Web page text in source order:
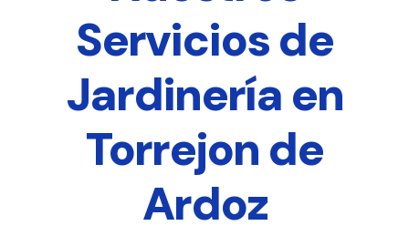
Servicios de
Jardinería en
Torrejon de
Ardoz